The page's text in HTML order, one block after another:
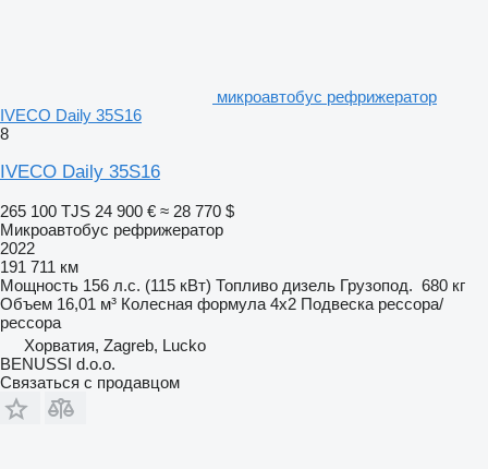
микроавтобус рефрижератор
IVECO Daily 35S16
8
IVECO Daily 35S16
265 100 TJS 24 900 € ≈ 28 770 $
Микроавтобус рефрижератор
2022
191 711 км
Мощность 156 л.с. (115 кВт) Топливо дизель Грузопод. 680 кг
Объем 16,01 м³ Колесная формула 4x2 Подвеска рессора/
рессора
Хорватия, Zagreb, Lucko
BENUSSI d.o.o.
Связаться с продавцом